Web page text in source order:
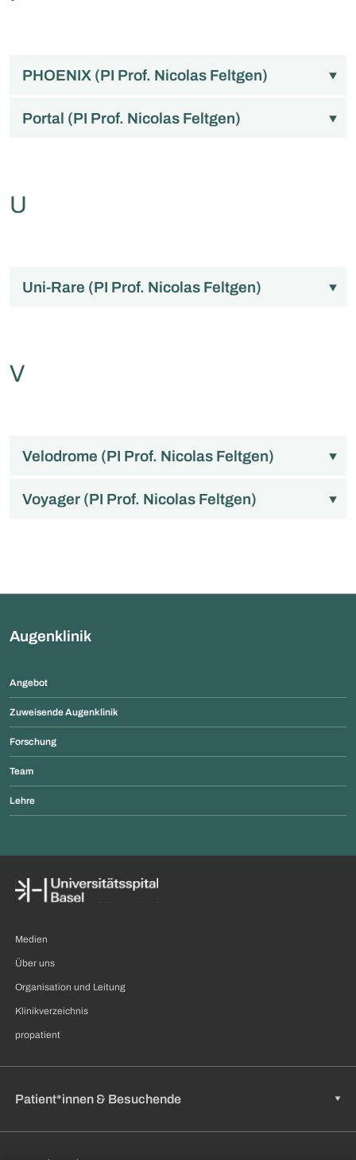
PHOENIX (PI Prof. Nicolas Feltgen)
Portal (PI Prof. Nicolas Feltgen)
U
Uni-Rare (PI Prof. Nicolas Feltgen)
V
Velodrome (PI Prof. Nicolas Feltgen)
Voyager (PI Prof. Nicolas Feltgen)
Augenklinik
Angebot
Zuweisende Augenklinik
Forschung
Team
Lehre
Medien
Über uns
Organisation und Leitung
Klinikverzeichnis
propatient
Patient*innen & Besuchende